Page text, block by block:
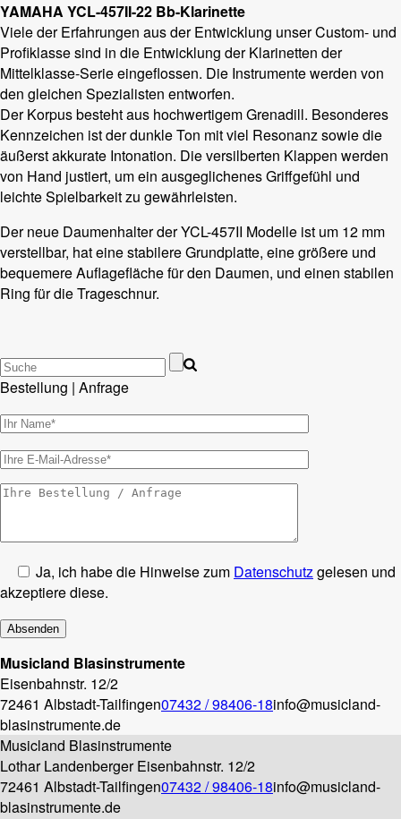
YAMAHA YCL-457II-22 Bb-Klarinette
Viele der Erfahrungen aus der Entwicklung unser Custom- und
Profiklasse sind in die Entwicklung der Klarinetten der
Mittelklasse-Serie eingeflossen. Die Instrumente werden von
den gleichen Spezialisten entworfen.
Der Korpus besteht aus hochwertigem Grenadill. Besonderes
Kennzeichen ist der dunkle Ton mit viel Resonanz sowie die
äußerst akkurate Intonation. Die versilberten Klappen werden
von Hand justiert, um ein ausgeglichenes Griffgefühl und
leichte Spielbarkeit zu gewährleisten.
Der neue Daumenhalter der YCL-457II Modelle ist um 12 mm
verstellbar, hat eine stabilere Grundplatte, eine größere und
bequemere Auflagefläche für den Daumen, und einen stabilen
Ring für die Trageschnur.
Bestellung | Anfrage
Ja, ich habe die Hinweise zum Datenschutzgelesen und
akzeptiere diese.
Musicland Blasinstrumente
Eisenbahnstr. 12/2
72461 Albstadt-Tailfingen07432 / 98406-18info@musicland-
blasinstrumente.de
Musicland Blasinstrumente
Lothar Landenberger Eisenbahnstr. 12/2
72461 Albstadt-Tailfingen07432 / 98406-18info@musicland-
blasinstrumente.de